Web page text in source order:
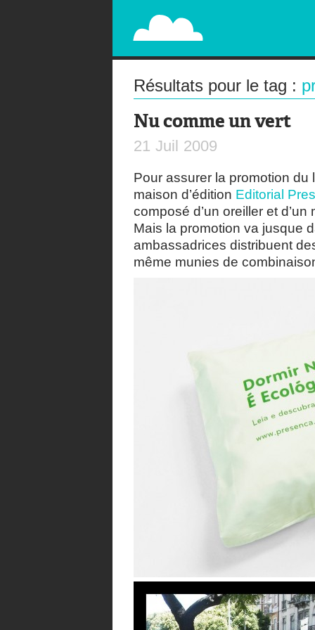
PAPERPLANE
STREET, AMBIENT, GUÉRILLA MARKETING
Résultats pour le tag :
Nu comme un vert
21 Juil 2009
Pour assurer la promotion du
maison d’édition Editorial
composé d’un oreiller et
Mais la promotion va jusque
ambassadrices distribuent
même munies de